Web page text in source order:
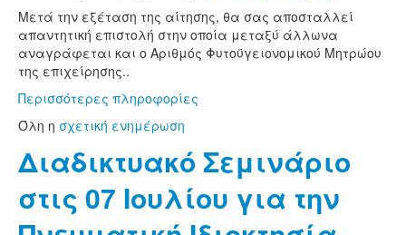
Μετά την εξέταση της αίτησης, θα σας αποσταλλεί
απαντητική επιστολή στην οποία μεταξύ άλλωνα
αναγράφεται και ο Αριθμός Φυτοϋγειονομικού Μητρώου
της επιχείρησης..
Περισσότερες πληροφορίες
Όλη η σχετική ενημέρωση
Διαδικτυακό Σεμινάριο
στις 07 Ιουλίου για την